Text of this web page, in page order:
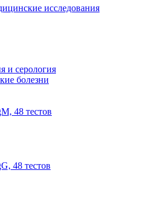
исследования
и серология
болезни
48 тестов
48 тестов